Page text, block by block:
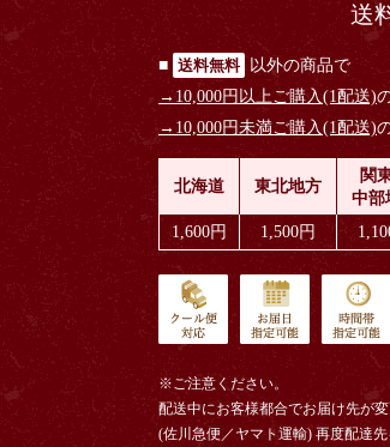
送
■ 送料無料 以外の商品で
→10,000円以上ご購入(1配送)
→10,000円未満ご購入(1配送)
北海道 東北地方
関
中部
1,600円 1,500円
※ご注意ください。
配送中にお客様都合でお届け先が変
(佐川急便／ヤマト運輸) 再度配達先